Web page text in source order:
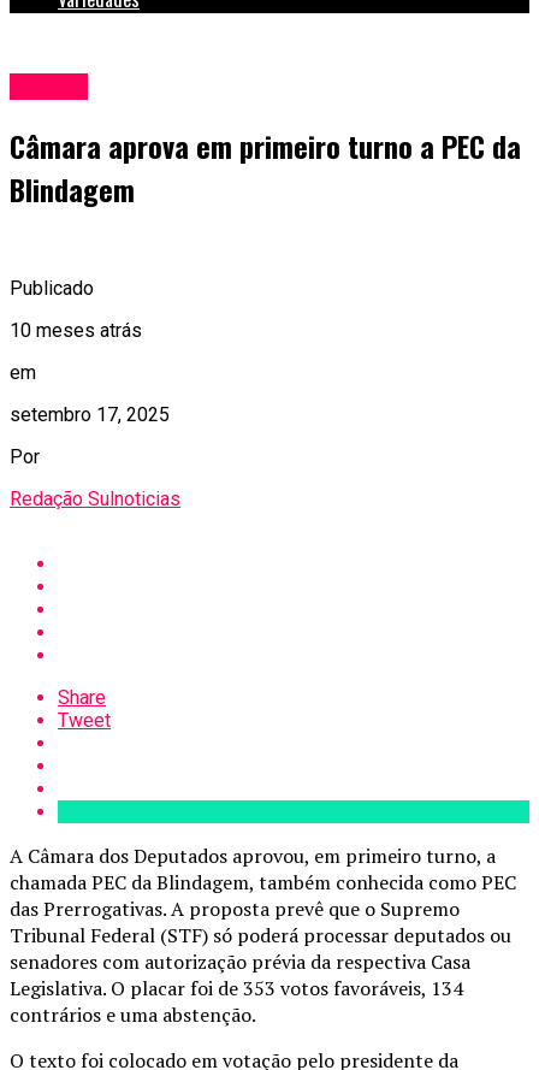
Câmara aprova em primeiro turno a PEC da
Blindagem
Publicado
10 meses atrás
em
setembro 17, 2025
Por
Redação Sulnoticias
Share
Tweet
A Câmara dos Deputados aprovou, em primeiro turno, a
chamada PEC da Blindagem, também conhecida como PEC
das Prerrogativas. A proposta prevê que o Supremo
Tribunal Federal (STF) só poderá processar deputados ou
senadores com autorização prévia da respectiva Casa
Legislativa. O placar foi de 353 votos favoráveis, 134
contrários e uma abstenção.
O texto foi colocado em votação pelo presidente da